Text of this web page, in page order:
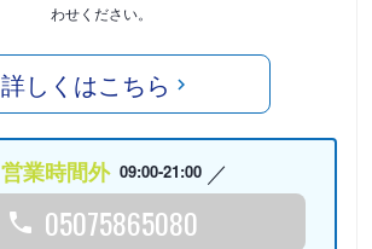
わせください。
詳しくはこちら
営業時間外 09:00-21:00
05075865080